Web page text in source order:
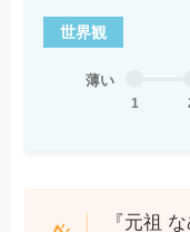
世界観
薄い
1
『元祖